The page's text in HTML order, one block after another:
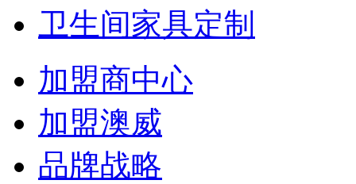
卫生间家具定制
加盟商中心
加盟澳威
品牌战略